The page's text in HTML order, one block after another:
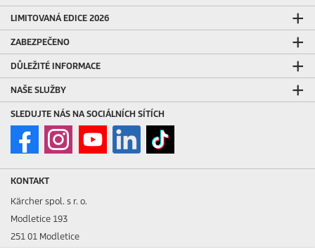
LIMITOVANÁ EDICE 2026
ZABEZPEČENO
DŮLEŽITÉ INFORMACE
NAŠE SLUŽBY
SLEDUJTE NÁS NA SOCIÁLNÍCH SÍTÍCH
KONTAKT
Kärcher spol. s r. o.
Modletice 193
251 01 Modletice